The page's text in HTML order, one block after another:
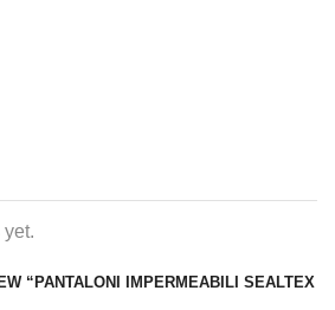
“PANTALONI IMPERMEABILI SEALTEX